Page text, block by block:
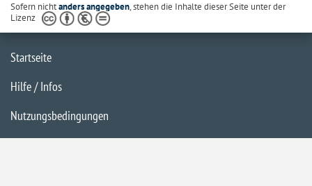
Sofern nichtanders angegeben, stehen die Inhalte dieser Seite unter der
Lizenz
Startseite
Hilfe / Infos
Nutzungsbedingungen